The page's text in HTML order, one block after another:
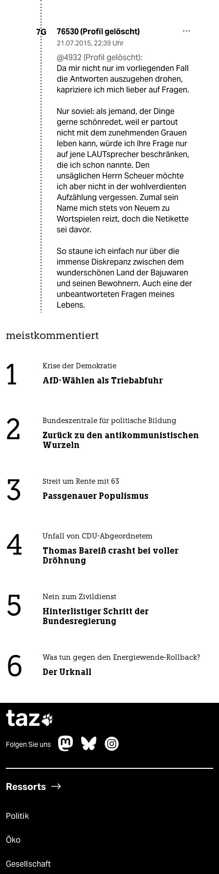
7G 76530 (Profil gelöscht)
21.07.2015, 22:39 Uhr
@4932 (Profil gelöscht):
Da mir nicht nur im vorliegenden Fall
die Antworten auszugehen drohen,
kapriziere ich mich lieber auf Fragen.
Nur soviel: als jemand, der Dinge
gerne schönredet, weil er partout
nicht mit dem zunehmenden Grauen
leben kann, würde ich Ihre Frage nur
auf jene LAUTsprecher beschränken,
die ich schon nannte. Den
unsäglichen Herrn Scheuer möchte
ich aber nicht in der wohlverdienten
Aufzählung vergessen. Zumal sein
Name mich stets von Neuem zu
Wortspielen reizt, doch die Netikette
sei davor.
So staune ich einfach nur über die
immense Diskrepanz zwischen dem
wunderschönen Land der Bajuwaren
und seinen Bewohnern. Auch eine der
unbeantworteten Fragen meines
Lebens.
meistkommentiert
1 Krise der Demokratie
AfD-Wählen als Triebabfuhr
2 Bundeszentrale für politische Bildung
Zurück zu den antikommunistischen
Wurzeln
3 Streit um Rente mit 63
Passgenauer Populismus
4 Unfall von CDU-Abgeordnetem
Thomas Bareiß crasht bei voller
Dröhnung
5 Nein zum Zivildienst
Hinterlistiger Schritt der
Bundesregierung
6 Was tun gegen den Energiewende-Rollback?
Der Urknall
taz
Folgen Sie uns
Ressorts
Politik
Öko
Gesellschaft